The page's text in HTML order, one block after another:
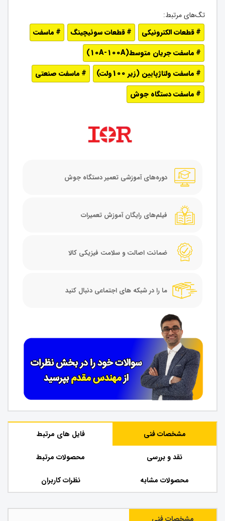
قطعات الکترونیکی قطعات سوئیچینگ
ماسفت
ماسفت جریان متوسط(10A-100A)
ماسفت ولتاژپایین (زیر 100ولت)
ماسفت صنعتی
ماسفت دستگاه جوش
دوره‌های آموزشی تعمیر دستگاه جوش
فیلم‌های رایگان آموزش تعمیرات
ضمانت اصالت و سلامت فیزیکی کالا
ما را در شبکه های اجتماعی دنبال کنید
مشخصات فنی فایل های مرتبط
نقد و بررسی محصولات مرتبط
محصولات مشابه نظرات کاربران